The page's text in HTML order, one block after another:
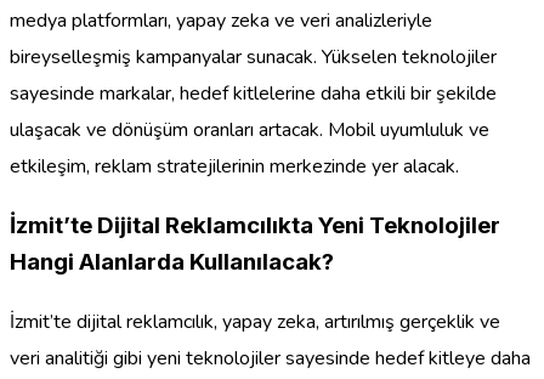
medya platformları, yapay zeka ve veri analizleriyle
bireyselleşmiş kampanyalar sunacak. Yükselen teknolojiler
sayesinde markalar, hedef kitlelerine daha etkili bir şekilde
ulaşacak ve dönüşüm oranları artacak. Mobil uyumluluk ve
etkileşim, reklam stratejilerinin merkezinde yer alacak.
İzmit’te Dijital Reklamcılıkta Yeni Teknolojiler
Hangi Alanlarda Kullanılacak?
İzmit’te dijital reklamcılık, yapay zeka, artırılmış gerçeklik ve
veri analitiği gibi yeni teknolojiler sayesinde hedef kitleye daha